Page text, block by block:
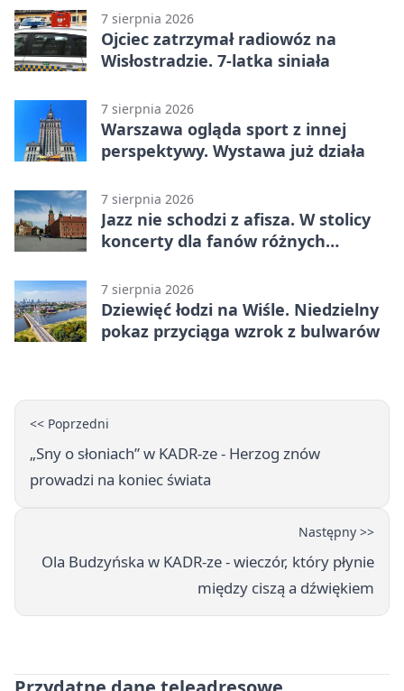
7 sierpnia 2026
Ojciec zatrzymał radiowóz na
Wisłostradzie. 7-latka siniała
7 sierpnia 2026
Warszawa ogląda sport z innej
perspektywy. Wystawa już działa
7 sierpnia 2026
Jazz nie schodzi z afisza. W stolicy
koncerty dla fanów różnych
7 sierpnia 2026
Dziewięć łodzi na Wiśle. Niedzielny
pokaz przyciąga wzrok z bulwarów
<< Poprzedni
„Sny o słoniach” w KADR-ze - Herzog znów
prowadzi na koniec świata
Następny >>
Ola Budzyńska w KADR-ze - wieczór, który płynie
między ciszą a dźwiękiem